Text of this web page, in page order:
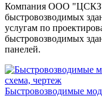
Компания ООО "ЦСКЗ"
быстровозводимых
услугам по
быстровозводимых
панелей.
Быстровозводимые